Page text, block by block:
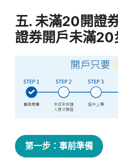
五. 未滿20開證
證券開戶未滿20
第一步：事前準備